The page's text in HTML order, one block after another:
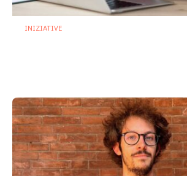
INIZIATIVE